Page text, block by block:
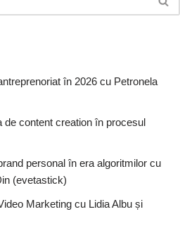
în 2026 cu Petronela
de content creation în procesul
personal în era algoritmilor cu
(evetastick)
Marketing cu Lidia Albu și